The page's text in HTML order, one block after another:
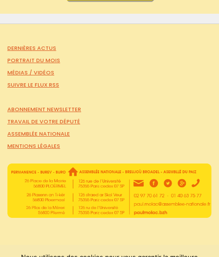
DERNIÈRES ACTUS
PORTRAIT DU MOIS
MÉDIAS / VIDÉOS
SUIVRE LE FLUX RSS
ABONNEMENT NEWSLETTER
TRAVAIL DE VOTRE DÉPUTÉ
ASSEMBLÉE NATIONALE
MENTIONS LÉGALES